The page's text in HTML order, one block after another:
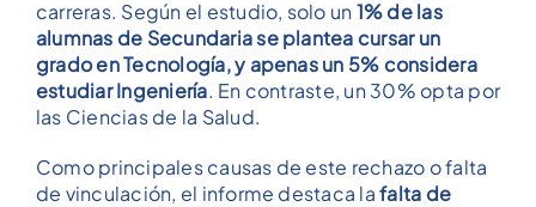
carreras. Según el estudio, solo un1% de las
alumnas de Secundaria se plantea cursar un
grado en Tecnología, y apenas un 5% considera
estudiar Ingeniería. En contraste, un 30% opta por
las Ciencias de la Salud.
Como principales causas de este rechazo o falta
de vinculación, el informe destaca lafalta de